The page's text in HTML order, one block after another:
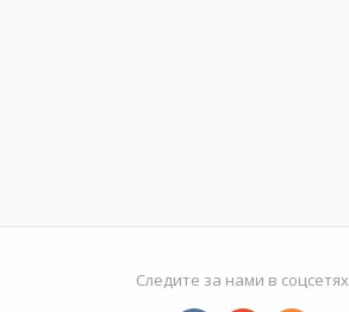
Следите за нами в соцсетях